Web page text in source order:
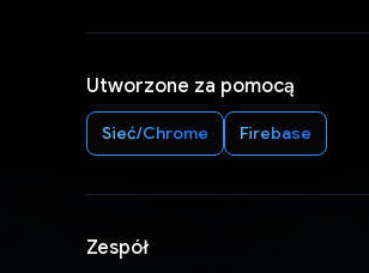
Utworzone za pomocą
Sieć/Chrome Firebase
Zespół